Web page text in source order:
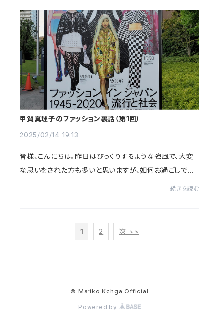
甲賀真理子のファッション裏話（第1回）
2025/02/14 19:13
皆様、こんにちは。昨日はびっくりするような強風で、大変
な思いをされた方も多いと思いますが、如何お過ごしでしょ
続きを読む
1 2 次 >>
© Mariko Kohga Official
Powered by